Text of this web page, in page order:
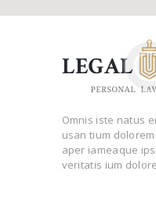
Omnis iste natus
usan tium
aper iameaque
veritatis ium